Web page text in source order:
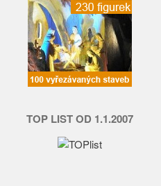
TOP LIST OD 1.1.2007